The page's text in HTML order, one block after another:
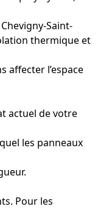
Saint-
thermique et
affecter l’espace
actuel de votre
les panneaux
Pour les